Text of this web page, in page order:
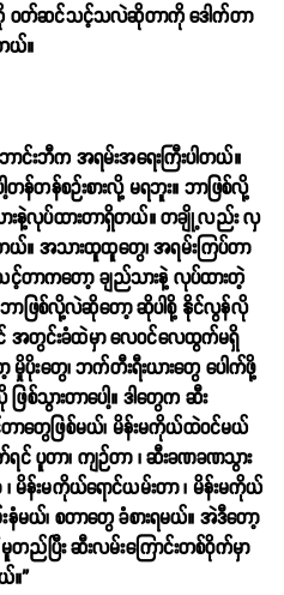
ကို ဝတ်ဆင်သင့်သလဲဆိုတာကို ဒေါက်တာ
ယ်။
းဘီက အရမ်းအရေးကြီးပါတယ်။
န်တန်စဉ်းစားလို့ မရဘူး။ ဘာဖြစ်လို့
းနဲ့လုပ်ထားတာရှိတယ်။ တချို့လည်း လှ
။ အသားထူထူတွေ၊ အရမ်းကြပ်တာ
င့်တာကတော့ ချည်သားနဲ့ လုပ်ထားတဲ့
ာဖြစ်လို့လဲဆိုတော့ ဆိုပါစို့ နိုင်လွန်လို
အတွင်းခံထဲမှာ လေဝင်လေထွက်မရှိ
မှိုပိုးတွေ၊ ဘက်တီးရီးယားတွေ ပေါက်ဖို့
စ်သွားတာပေါ့။ ဒါတွေက ဆီး
တာတွေဖြစ်မယ်၊ မိန်းမကိုယ်ထဲဝင်မယ်
င် ပူတာ၊ ကျဉ်တာ ၊ ဆီးခဏခဏသွား
၊ မိန်းမကိုယ်ရောင်ယမ်းတာ ၊ မိန်းမကိုယ်
မယ်၊ စတာတွေ ခံစားရမယ်။ အဲဒီတော့
ပြီး ဆီးလမ်းကြောင်းတစ်ဝိုက်မှာ
။”